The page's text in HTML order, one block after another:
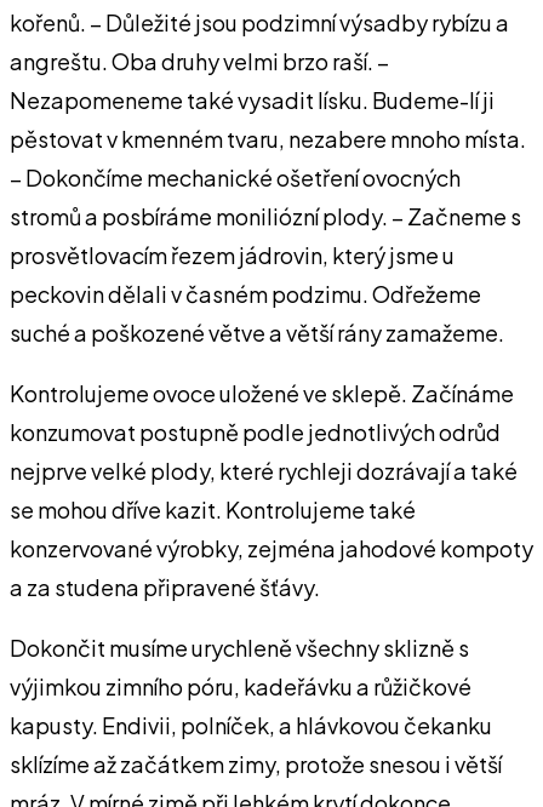
kořenů. – Důležité jsou podzimní výsadby rybízu a
angreštu. Oba druhy velmi brzo raší. –
Nezapomeneme také vysadit lísku. Budeme-lí ji
pěstovat v kmenném tvaru, nezabere mnoho místa.
– Dokončíme mechanické ošetření ovocných
stromů a posbíráme moniliózní plody. – Začneme s
prosvětlovacím řezem jádrovin, který jsme u
peckovin dělali v časném podzimu. Odřežeme
suché a poškozené větve a větší rány zamažeme.
Kontrolujeme ovoce uložené ve sklepě. Začínáme
konzumovat postupně podle jednotlivých odrůd
nejprve velké plody, které rychleji dozrávají a také
se mohou dříve kazit. Kontrolujeme také
konzervované výrobky, zejména jahodové kompoty
a za studena připravené šťávy.
Dokončit musíme urychleně všechny sklizně s
výjimkou zimního póru, kadeřávku a růžičkové
kapusty. Endivii, polníček, a hlávkovou čekanku
sklízíme až začátkem zimy, protože snesou i větší